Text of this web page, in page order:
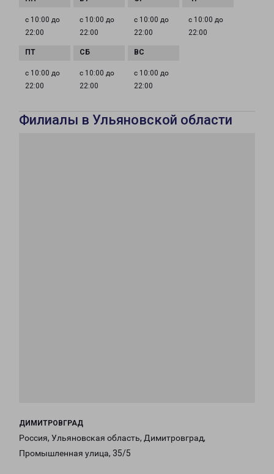
с 10:00 до
22:00
с 10:00 до
22:00
с 10:00 до
22:00
с 10:00 до
22:00
с 10:00 до
22:00
с 10:00 до
22:00
с 10:00 до
22:00
Филиалы в Ульяновской области
ДИМИТРОВГРАД
Россия, Ульяновская область, Димитровград,
Промышленная улица, 35/5